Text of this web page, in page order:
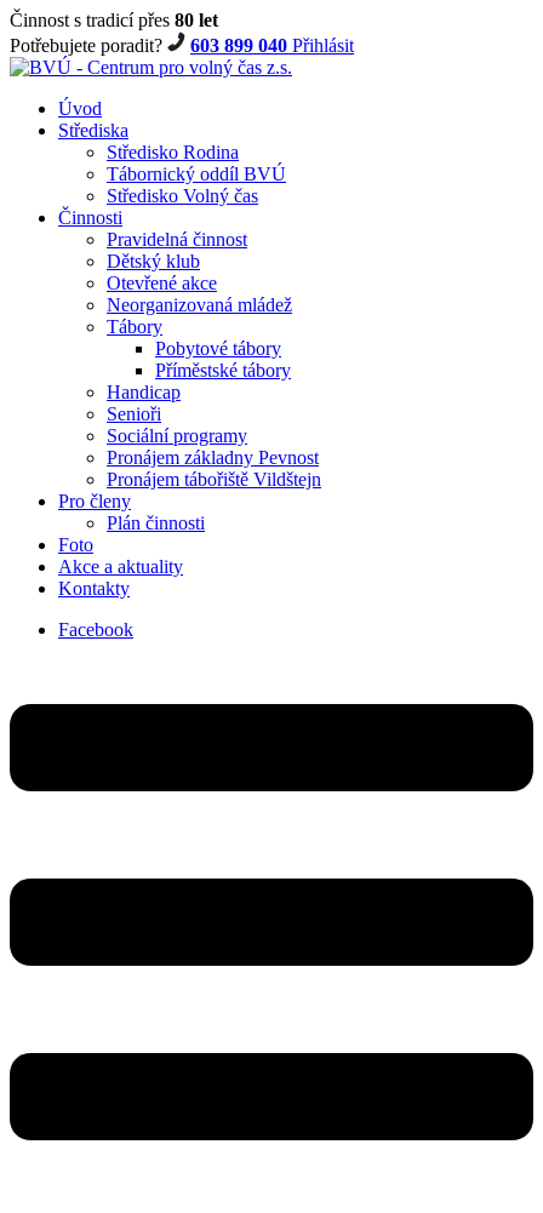
Činnost s tradicí přes 80 let
Potřebujete poradit?
603 899 040 Přihlásit
Úvod
Střediska
Středisko Rodina
Tábornický oddíl BVÚ
Středisko Volný čas
Činnosti
Pravidelná činnost
Dětský klub
Otevřené akce
Neorganizovaná mládež
Tábory
Pobytové tábory
Příměstské tábory
Handicap
Senioři
Sociální programy
Pronájem základny Pevnost
Pronájem tábořiště Vildštejn
Pro členy
Plán činnosti
Foto
Akce a aktuality
Kontakty
Facebook